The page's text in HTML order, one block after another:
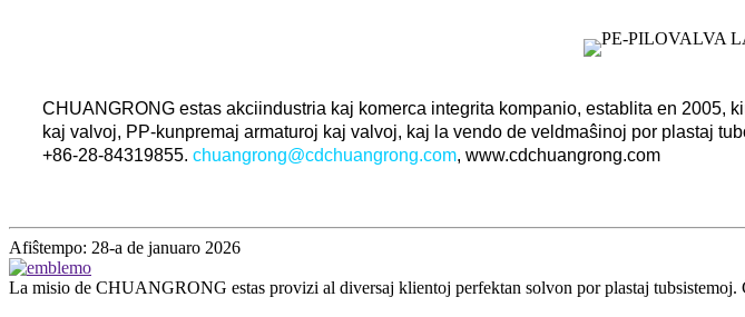
CHUANGRONG estas akciindustria kaj komerca integrita kompanio, establita en 2005,
kaj valvoj, PP-kunpremaj armaturoj kaj valvoj, kaj la vendo de veldmaŝinoj por plastaj
+86-28-84319855. chuangrong@cdchuangrong.com, www.cdchuangrong.com
Afiŝtempo: 28-a de januaro 2026
La misio de CHUANGRONG estas provizi al diversaj klientoj perfektan solvon por plastaj